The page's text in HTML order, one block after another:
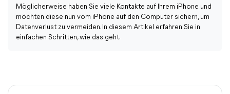
Möglicherweise haben Sie viele Kontakte auf Ihrem iPhone und
möchten diese nun vom iPhone auf den Computer sichern, um
Datenverlust zu vermeiden. In diesem Artikel erfahren Sie in
einfachen Schritten, wie das geht.